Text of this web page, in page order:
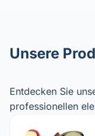
Unsere
Entdecken Sie
professionellen